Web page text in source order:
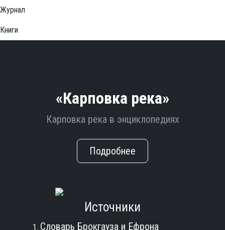
Журнал
Книги
«Карповка река»
Карповка река в энциклопедиях
Подробнее
Источники
Словарь Брокгауза и Ефрона